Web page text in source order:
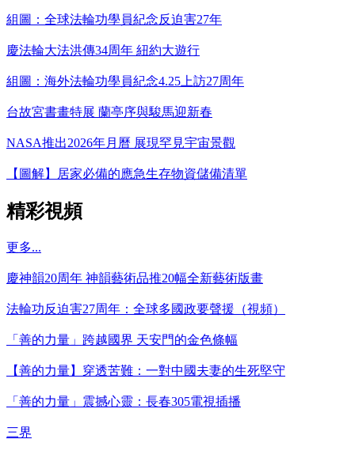
組圖：全球法輪功學員紀念反迫害27年
慶法輪大法洪傳34周年 紐約大遊行
組圖：海外法輪功學員紀念4.25上訪27周年
台故宮書畫特展 蘭亭序與駿馬迎新春
NASA推出2026年月曆 展現罕見宇宙景觀
【圖解】居家必備的應急生存物資儲備清單
精彩視頻
更多...
慶神韻20周年 神韻藝術品推20幅全新藝術版畫
法輪功反迫害27周年：全球多國政要聲援（視頻）
「善的力量」跨越國界 天安門的金色條幅
【善的力量】穿透苦難：一對中國夫妻的生死堅守
「善的力量」震撼心靈：長春305電視插播
三界